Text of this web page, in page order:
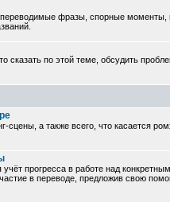
фразы, спорные моменты,
сказать по этой теме, обсудить
сцены, а также всего, что касается
прогресса в работе над
в переводе, предложив свою